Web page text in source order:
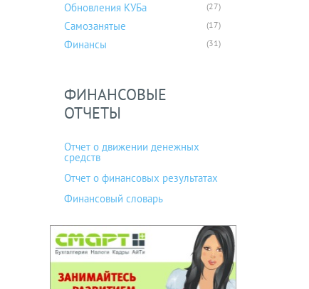
Обновления КУБа (27)
Самозанятые (17)
Финансы (31)
ФИНАНСОВЫЕ
ОТЧЕТЫ
Отчет о движении денежных
средств
Отчет о финансовых результатах
Финансовый словарь